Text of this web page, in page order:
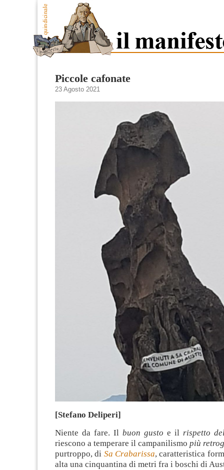
Piccole cafonate
23 Agosto 2021
[Stefano Deliperi]
Niente da fare. Il buon gusto e il rispetto
riescono a temperare il campanilismo più
purtroppo, di Sa Crabarissa, caratteristica
alta una cinquantina di metri fra i boschi di